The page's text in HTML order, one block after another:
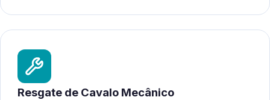
Resgate de Cavalo Mecânico